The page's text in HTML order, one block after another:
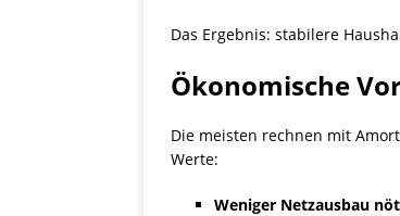
Das Ergebnis: stabilere
Ökonomische
Die meisten rechnen mit
Werte:
Weniger Netzausbau